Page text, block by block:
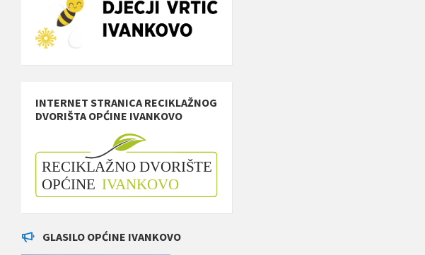
INTERNET STRANICA RECIKLAŽNOG
DVORIŠTA OPĆINE IVANKOVO
GLASILO OPĆINE IVANKOVO